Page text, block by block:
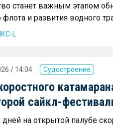
станет важным этапом
и развития водного
L
/ 14:04 Судостроение
сайкл-
дней на открытой палубе